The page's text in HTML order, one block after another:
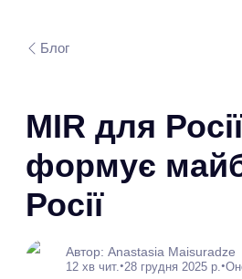
Блог
MIR для
формує
Росії
Автор: Anastasia Maisuradze
12 хв чит. •28 грудня 2025 р. •